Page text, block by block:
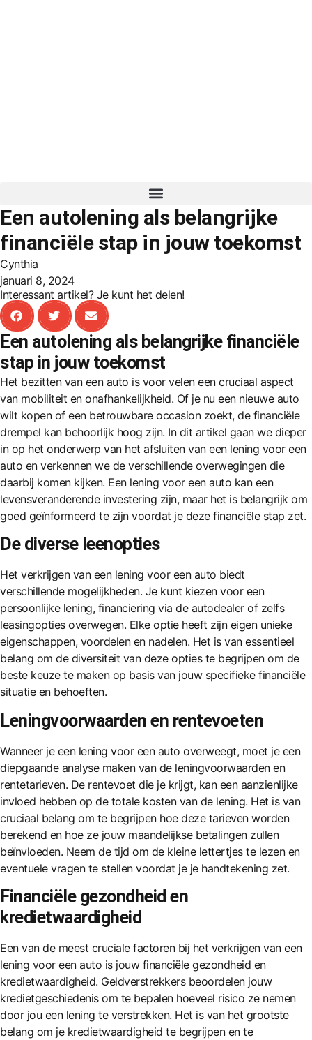
Een autolening als belangrijke
financiële stap in jouw toekomst
Cynthia
januari 8, 2024
Interessant artikel? Je kunt het delen!
Een autolening als belangrijke financiële
stap in jouw toekomst
Het bezitten van een auto is voor velen een cruciaal aspect
van mobiliteit en onafhankelijkheid. Of je nu een nieuwe auto
wilt kopen of een betrouwbare occasion zoekt, de financiële
drempel kan behoorlijk hoog zijn. In dit artikel gaan we dieper
in op het onderwerp van het afsluiten van een lening voor een
auto en verkennen we de verschillende overwegingen die
daarbij komen kijken. Een lening voor een auto kan een
levensveranderende investering zijn, maar het is belangrijk om
goed geïnformeerd te zijn voordat je deze financiële stap zet.
De diverse leenopties
Het verkrijgen van een lening voor een auto biedt
verschillende mogelijkheden. Je kunt kiezen voor een
persoonlijke lening, financiering via de autodealer of zelfs
leasingopties overwegen. Elke optie heeft zijn eigen unieke
eigenschappen, voordelen en nadelen. Het is van essentieel
belang om de diversiteit van deze opties te begrijpen om de
beste keuze te maken op basis van jouw specifieke financiële
situatie en behoeften.
Leningvoorwaarden en rentevoeten
Wanneer je een lening voor een auto overweegt, moet je een
diepgaande analyse maken van de leningvoorwaarden en
rentetarieven. De rentevoet die je krijgt, kan een aanzienlijke
invloed hebben op de totale kosten van de lening. Het is van
cruciaal belang om te begrijpen hoe deze tarieven worden
berekend en hoe ze jouw maandelijkse betalingen zullen
beïnvloeden. Neem de tijd om de kleine lettertjes te lezen en
eventuele vragen te stellen voordat je je handtekening zet.
Financiële gezondheid en
kredietwaardigheid
Een van de meest cruciale factoren bij het verkrijgen van een
lening voor een auto is jouw financiële gezondheid en
kredietwaardigheid. Geldverstrekkers beoordelen jouw
kredietgeschiedenis om te bepalen hoeveel risico ze nemen
door jou een lening te verstrekken. Het is van het grootste
belang om je kredietwaardigheid te begrijpen en te